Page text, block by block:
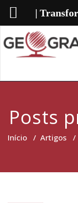
Posts
Início / Artigos /
|